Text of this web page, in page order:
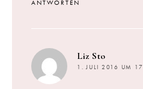
ANTWORTEN
Liz Sto
1. JULI 2016 UM